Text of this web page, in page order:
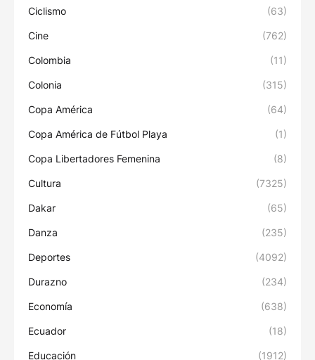
Ciclismo (63)
Cine (762)
Colombia (11)
Colonia (315)
Copa América (64)
Copa América de Fútbol Playa (1)
Copa Libertadores Femenina (8)
Cultura (7325)
Dakar (65)
Danza (235)
Deportes (4092)
Durazno (234)
Economía (638)
Ecuador (18)
Educación (1912)